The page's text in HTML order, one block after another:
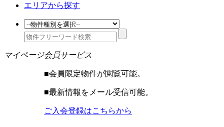
エリアから探す
マイページ会員サービス
■会員限定物件が閲覧可能。
■最新情報をメール受信可能。
ご入会登録はこちらから